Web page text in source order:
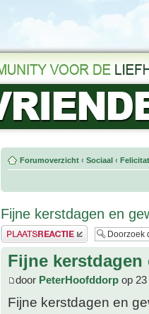
Forumoverzicht ‹ Sociaal ‹
Fijne kerstdagen en
Plaats een reactie
Fijne kerstdagen
door PeterHoofddorp op
Fijne kerstdagen en